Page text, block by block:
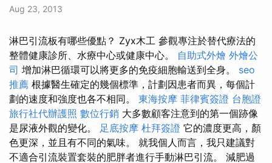
Aug 23, 2013
淋巴引流板有哪些優點？ Zyx木工 參觀專注於替代療法的
整體健康診所、水療中心或健康中心。 自助式外燴 外燴公
司 增加淋巴循環可以將更多的免疫細胞輸送到全身。 seo
推薦 根據醫生確定的幾個標準，計劃因患者而異，每個計
劃的速度和強度也各不相同。 東海按摩 菲律賓簽證 台胞證
旅行社代辦護照 數位行銷 大多數顧客注意到的第一個跡像
是尿液外觀的變化。 足底按摩 杜拜簽證 它的濃度更高，顏
色更深，並且有不同的氣味。 就我個人而言，我只建議對
不適合引流裝置套裝的肥胖者進行手動淋巴引流。 減肥過